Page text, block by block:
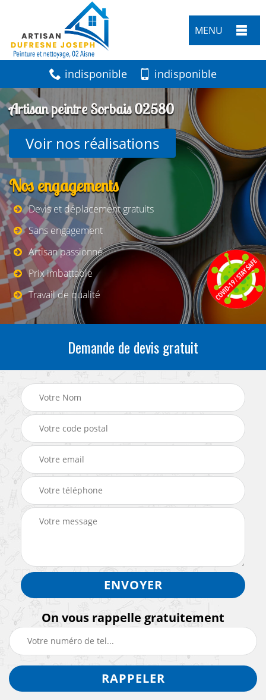
MENU
indisponible indisponible
Artisan peintre Sorbais 02580
Voir nos réalisations
Nos engagements
Devis et déplacement gratuits
Sans engagement
Artisan passionné
Prix imbattable
Travail de qualité
Demande de devis gratuit
On vous rappelle gratuitement